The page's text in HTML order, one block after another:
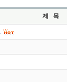
제 목